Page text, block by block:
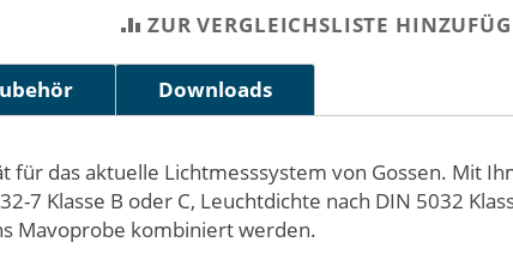
ZUR VERGLEICHSLISTE
für das aktuelle Lichtmesssystem von Gossen. Mit
7 Klasse B oder C, Leuchtdichte nach DIN 5032
Mavoprobe kombiniert werden.
Downloads